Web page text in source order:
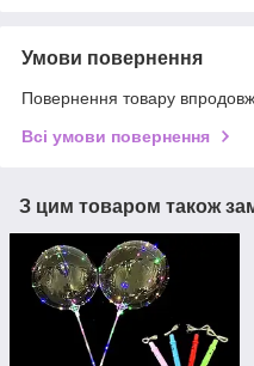
Умови повернення
Повернення товару
Всі умови повернення
З цим товаром також